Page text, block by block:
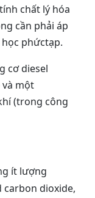
chất lý hóa
cần phải áp
phứctạp.
cơ diesel
một
(trong công
ít lượng
dioxide,